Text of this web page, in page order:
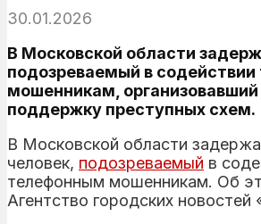
30.01.2026
В Московской области
подозреваемый в
мошенникам,
поддержку преступных схем.
В Московской области
человек, подозреваемый в
телефонным мошенникам. Об
Агентство городских новостей